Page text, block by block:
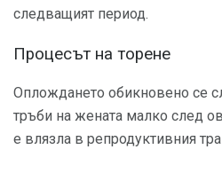
следващият период.
Процесът на торене
Оплождането обикновено се
тръби на жената малко след
е влязла в репродуктивния